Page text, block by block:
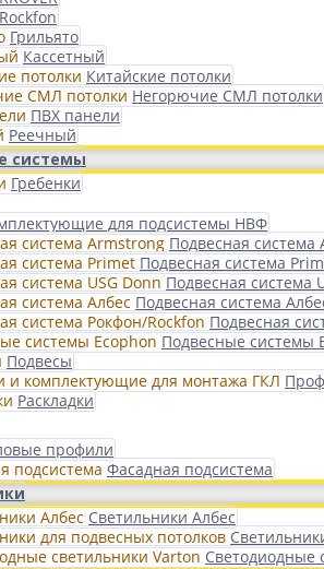
Rockfon
Грильято
Кассетный
Китайские потолки
Негорючие СМЛ потолки
ПВХ панели
Реечный
системы
Гребенки
для подсистемы НВФ
Подвесная система
Подвесная система
Подвесная система
Подвесная система
Подвесная
Подвесные системы
Подвесы
Раскладки
профили
Фасадная подсистема
Светильники Албес
Светодиодные